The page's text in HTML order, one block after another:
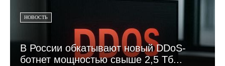
НОВОСТЬ
В России обкатывают новый DDoS-
ботнет мощностью свыше 2,5 Тб...